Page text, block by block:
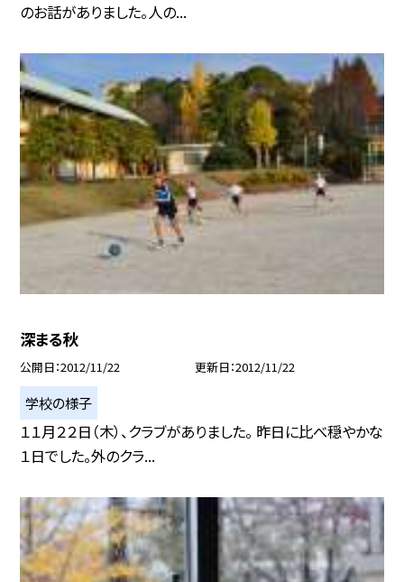
のお話がありました。人の...
深まる秋
公開日 2012/11/22 更新日 2012/11/22
学校の様子
１１月２２日（木）、クラブがありました。 昨日に比べ穏やかな
１日でした。外のクラ...